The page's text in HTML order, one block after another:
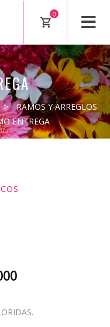
0
>
RAMOS Y ARREGLOS
ENTREGA